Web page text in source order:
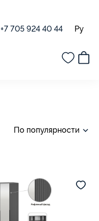
+7 705 924 40 44 Ру
По популярности